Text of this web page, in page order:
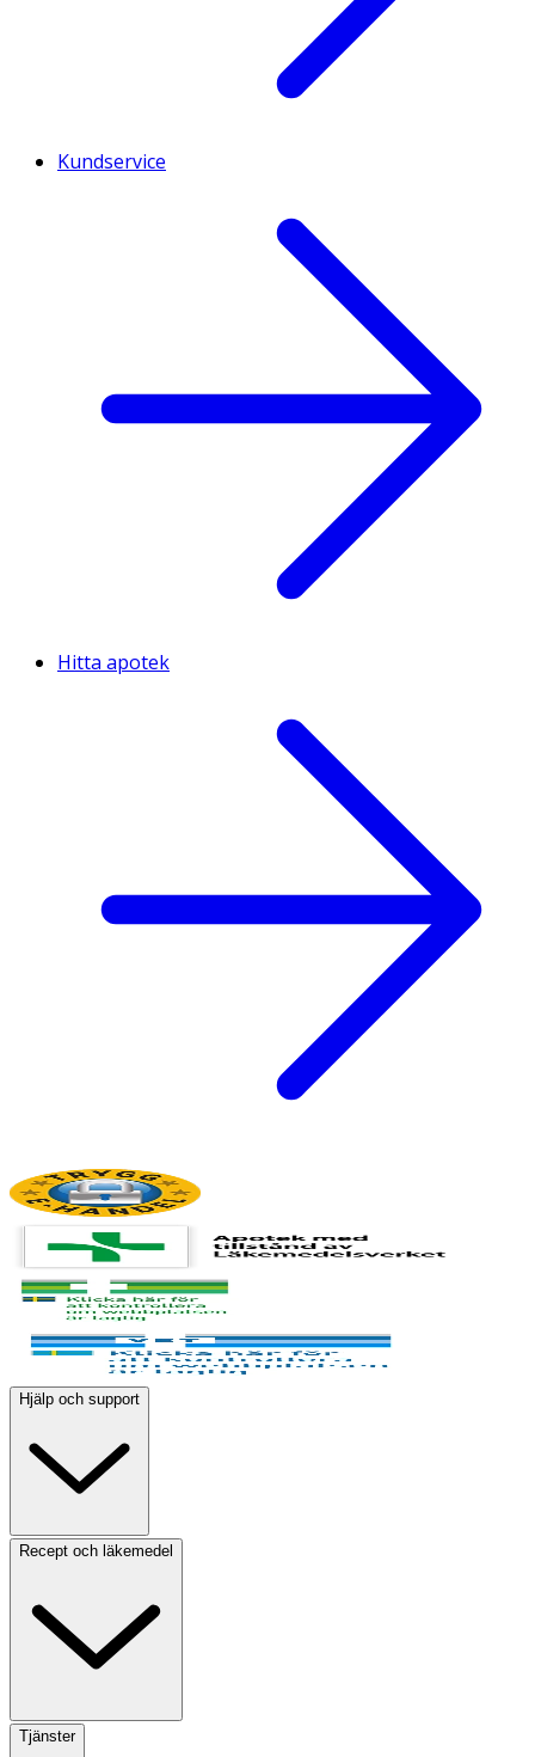
Kundservice
Hitta apotek
Hjälp och support
Recept och läkemedel
Tjänster